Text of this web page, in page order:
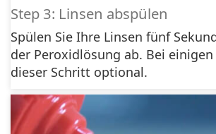
Step 3: Linsen abspülen
Spülen Sie Ihre Linsen fünf
der Peroxidlösung ab. Bei
dieser Schritt optional.